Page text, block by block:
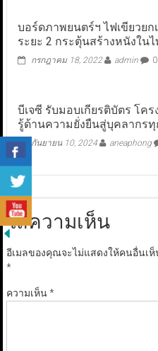
บอร์ดภาพยนตร์ฯ ไฟเขียวย
ระยะ 2 กระตุ้นสร้างหนังในไ
กรกฎาคม 18, 2022 admin 0
บีเจซี รับมอบเกียรติบัตร โคร
รู้ด้านความยั่งยืนสู่บุคลากรทุ
กันยายน 10, 2024 aneaphong
ใส่ความเห็น
อีเมลของคุณจะไม่แสดงให้คนอื่นเห็
*
ความเห็น*